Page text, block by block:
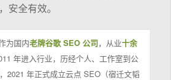
安全有效。
为国内老牌谷歌 SEO 公司，从业十余
年进入行业，历经个人、工作室到公
2021 年正式成立云点 SEO（宿迁文韬